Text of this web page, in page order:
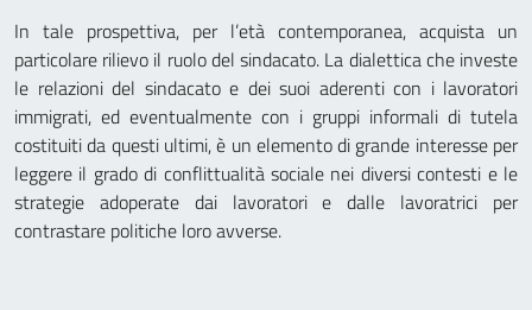
In tale prospettiva, per l’età contemporanea, acquista un
particolare rilievo il ruolo del sindacato. La dialettica che investe
le relazioni del sindacato e dei suoi aderenti con i lavoratori
immigrati, ed eventualmente con i gruppi informali di tutela
costituiti da questi ultimi, è un elemento di grande interesse per
leggere il grado di conflittualità sociale nei diversi contesti e le
strategie adoperate dai lavoratori e dalle lavoratrici per
contrastare politiche loro avverse.